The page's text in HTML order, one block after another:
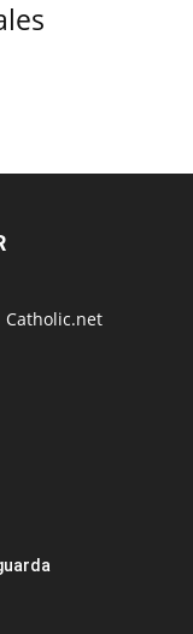
Catholic.net